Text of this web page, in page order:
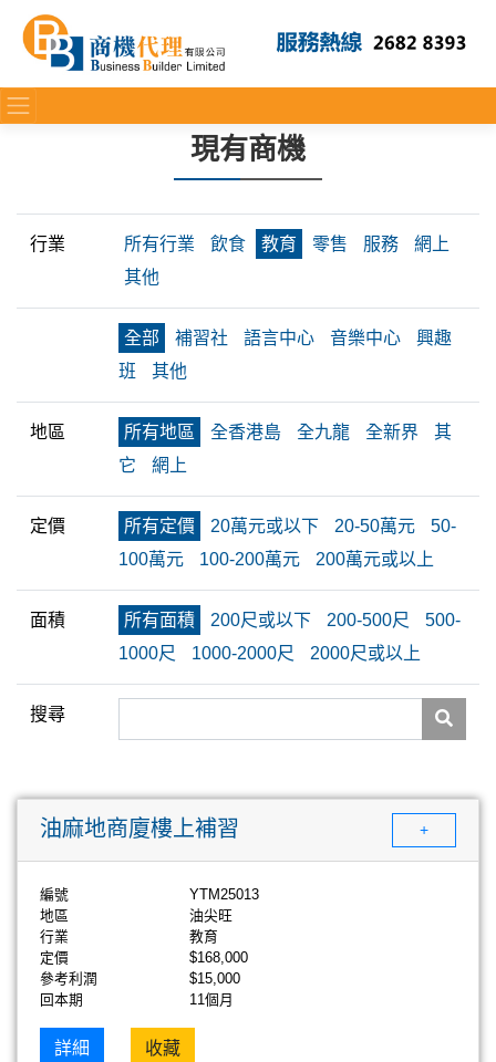
現有商機
行業 所有行業 飲食 教育 零售 服務
網上
其他
全部 補習社 語言中心 音樂中心
興趣
班
其他
地區 所有地區 全香港島 全九龍 全新界
其
它
網上
定價 所有定價 20萬元或以下 20-50萬元
50-
100萬元
100-200萬元 200萬元或以上
面積 所有面積 200尺或以下 200-500尺
500-
1000尺
1000-2000尺 2000尺或以上
搜尋
油麻地商廈樓上補習 +
編號
YTM25013
地區
油尖旺
行業
教育
定價
$168,000
參考利潤
$15,000
回本期
11個月
詳細 收藏